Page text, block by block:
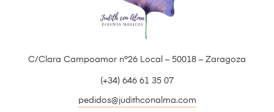
C/Clara Campoamor nº26 Local – 50018 – Zaragoza
(+34) 646 61 35 07
pedidos@judithconalma.com